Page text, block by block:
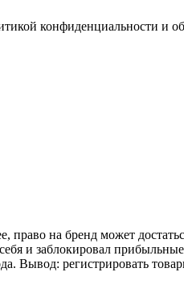
конфиденциальности и
право на бренд может
и заблокировал
Вывод: регистрировать